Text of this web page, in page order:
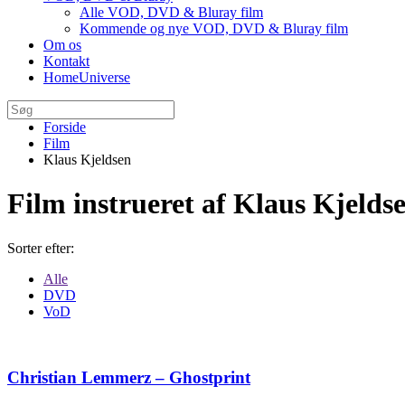
Alle VOD, DVD & Bluray film
Kommende og nye VOD, DVD & Bluray film
Om os
Kontakt
HomeUniverse
Forside
Film
Klaus Kjeldsen
Film instrueret af Klaus
Sorter efter:
Alle
DVD
VoD
Christian Lemmerz – Ghostprint